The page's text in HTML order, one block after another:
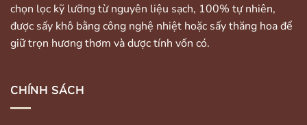
chọn lọc kỹ lưỡng từ nguyên liệu sạch, 100% tự nhiên,
được sấy khô bằng công nghệ nhiệt hoặc sấy thăng hoa để
giữ trọn hương thơm và dược tính vốn có.
CHÍNH SÁCH